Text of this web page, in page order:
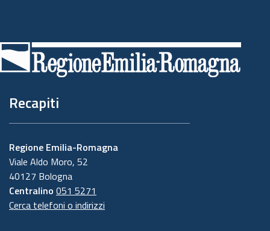
di
pagina
Recapiti
Regione Emilia-Romagna
Viale Aldo Moro, 52
40127 Bologna
Centralino 051 5271
Cerca telefoni o indirizzi